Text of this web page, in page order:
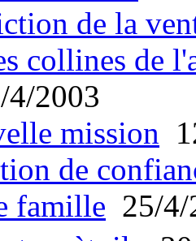
de la
collines de
4/2003
mission
de
famille 25/